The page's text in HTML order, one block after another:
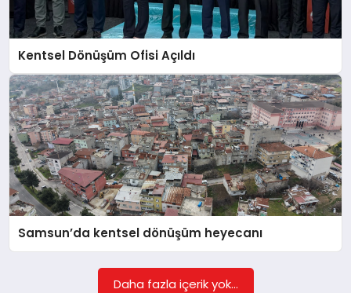
EKONOMI
HABERLER
MAGAZIN
SAĞLIK
Kentsel Dönüşüm Ofisi Açıldı
Samsun’da kentsel dönüşüm heyecanı
Daha fazla içerik yok...